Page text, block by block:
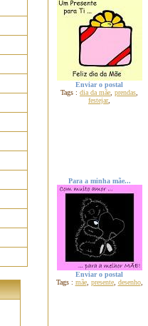
Enviar o postal
Tags : dia da mãe prendas
festejar,
Para a minha mãe...
Enviar o postal
Tags : mãe, presente, desenho,